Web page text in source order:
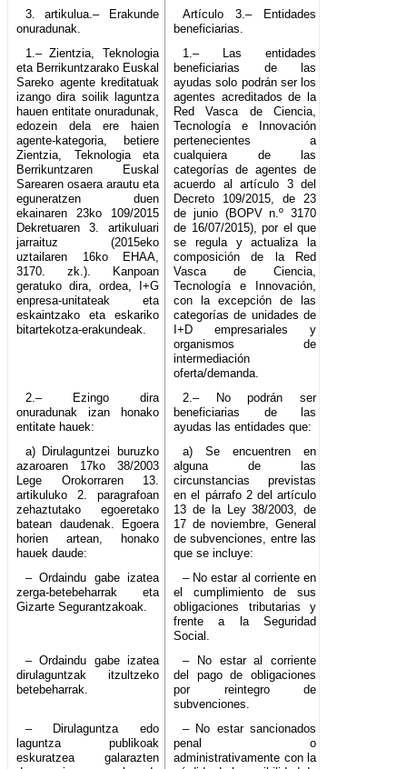
3. artikulua.– Erakunde
onuradunak.
Artículo 3.– Entidades
beneficiarias.
1.– Zientzia, Teknologia
eta Berrikuntzarako Euskal
Sareko agente kreditatuak
izango dira soilik laguntza
hauen entitate onuradunak,
edozein dela ere haien
agente-kategoria, betiere
Zientzia, Teknologia eta
Berrikuntzaren Euskal
Sarearen osaera arautu eta
eguneratzen duen
ekainaren 23ko 109/2015
Dekretuaren 3. artikuluari
jarraituz (2015eko
uztailaren 16ko EHAA,
3170. zk.). Kanpoan
geratuko dira, ordea, I+G
enpresa-unitateak eta
eskaintzako eta eskariko
bitartekotza-erakundeak.
1.– Las entidades
beneficiarias de las
ayudas solo podrán ser los
agentes acreditados de la
Red Vasca de Ciencia,
Tecnología e Innovación
pertenecientes a
cualquiera de las
categorías de agentes de
acuerdo al artículo 3 del
Decreto 109/2015, de 23
de junio (BOPV n.º 3170
de 16/07/2015), por el que
se regula y actualiza la
composición de la Red
Vasca de Ciencia,
Tecnología e Innovación,
con la excepción de las
categorías de unidades de
I+D empresariales y
organismos de
intermediación
oferta/demanda.
2.– Ezingo dira
onuradunak izan honako
entitate hauek:
2.– No podrán ser
beneficiarias de las
ayudas las entidades que:
a) Dirulaguntzei buruzko
azaroaren 17ko 38/2003
Lege Orokorraren 13.
artikuluko 2. paragrafoan
zehaztutako egoeretako
batean daudenak. Egoera
horien artean, honako
hauek daude:
a) Se encuentren en
alguna de las
circunstancias previstas
en el párrafo 2 del artículo
13 de la Ley 38/2003, de
17 de noviembre, General
de subvenciones, entre las
que se incluye:
– Ordaindu gabe izatea
zerga-betebeharrak eta
Gizarte Segurantzakoak.
– No estar al corriente en
el cumplimiento de sus
obligaciones tributarias y
frente a la Seguridad
Social.
– Ordaindu gabe izatea
dirulaguntzak itzultzeko
betebeharrak.
– No estar al corriente
del pago de obligaciones
por reintegro de
subvenciones.
– Dirulaguntza edo
laguntza publikoak
eskuratzea galarazten
– No estar sancionados
penal o
administrativamente con la